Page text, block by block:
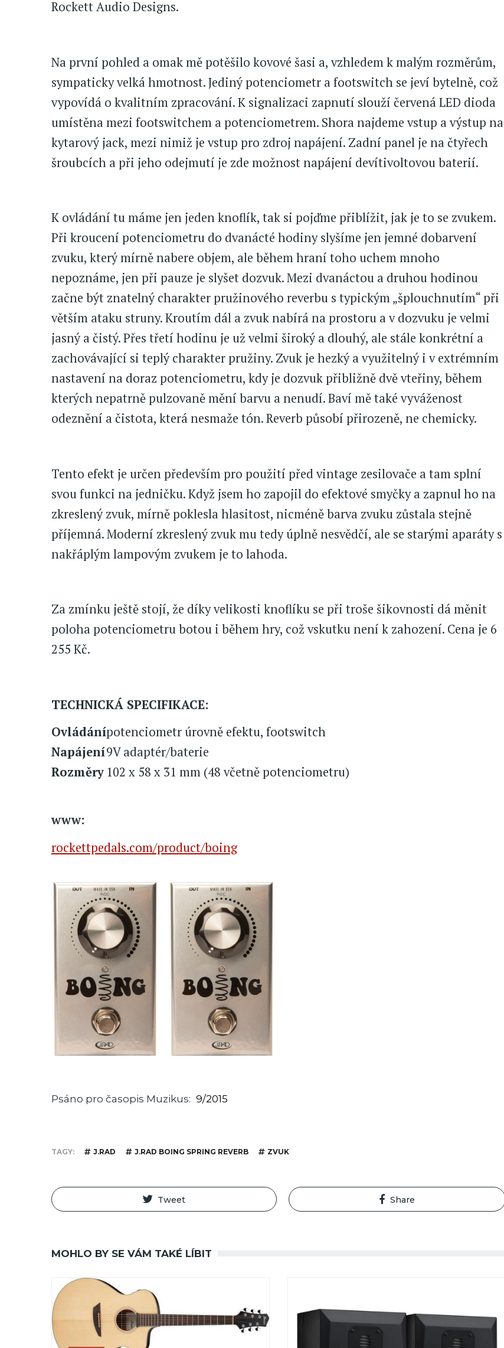
Rockett Audio Designs.
Na první pohled a omak mě potěšilo kovové šasi a, vzhledem k malým rozměrům,
sympaticky velká hmotnost. Jediný potenciometr a footswitch se jeví bytelně, což
vypovídá o kvalitním zpracování. K signalizaci zapnutí slouží červená LED dioda
umístěna mezi footswitchem a potenciometrem. Shora najdeme vstup a výstup na
kytarový jack, mezi nimiž je vstup pro zdroj napájení. Zadní panel je na čtyřech
šroubcích a při jeho odejmutí je zde možnost napájení devítivoltovou baterií.
K ovládání tu máme jen jeden knoflík, tak si pojďme přiblížit, jak je to se zvukem.
Při kroucení potenciometru do dvanácté hodiny slyšíme jen jemné dobarvení
zvuku, který mírně nabere objem, ale během hraní toho uchem mnoho
nepoznáme, jen při pauze je slyšet dozvuk. Mezi dvanáctou a druhou hodinou
začne být znatelný charakter pružinového reverbu s typickým „šplouchnutím“ při
větším ataku struny. Kroutím dál a zvuk nabírá na prostoru a v dozvuku je velmi
jasný a čistý. Přes třetí hodinu je už velmi široký a dlouhý, ale stále konkrétní a
zachovávající si teplý charakter pružiny. Zvuk je hezký a využitelný i v extrémním
nastavení na doraz potenciometru, kdy je dozvuk přibližně dvě vteřiny, během
kterých nepatrně pulzovaně mění barvu a nenudí. Baví mě také vyváženost
odeznění a čistota, která nesmaže tón. Reverb působí přirozeně, ne chemicky.
Tento efekt je určen především pro použití před vintage zesilovače a tam splní
svou funkci na jedničku. Když jsem ho zapojil do efektové smyčky a zapnul ho na
zkreslený zvuk, mírně poklesla hlasitost, nicméně barva zvuku zůstala stejně
příjemná. Moderní zkreslený zvuk mu tedy úplně nesvědčí, ale se starými aparáty s
nakřáplým lampovým zvukem je to lahoda.
Za zmínku ještě stojí, že díky velikosti knoflíku se při troše šikovnosti dá měnit
poloha potenciometru botou i během hry, což vskutku není k zahození. Cena je 6
255 Kč.
TECHNICKÁ SPECIFIKACE:
Ovládánípotenciometr úrovně efektu, footswitch
Napájení9V adaptér/baterie
Rozměry 102 x 58 x 31 mm (48 včetně potenciometru)
www:
rockettpedals.com/product/boing
Psáno pro časopis Muzikus 9/2015
TAGY J.RAD J.RAD BOING SPRING REVERB ZVUK
Tweet Share
MOHLO BY SE VÁM TAKÉ LÍBIT